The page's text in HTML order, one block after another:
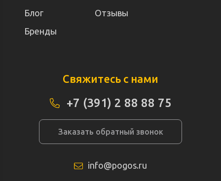
Блог
Отзывы
Бренды
Свяжитесь с нами
+7 (391) 2 88 88 75
Заказать обратный звонок
info@pogos.ru